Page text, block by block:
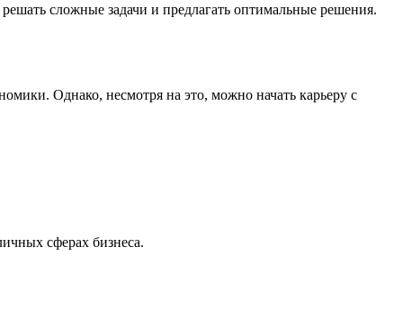
сложные задачи и предлагать оптимальные решения.
Однако, несмотря на это, можно начать карьеру с
сферах бизнеса.